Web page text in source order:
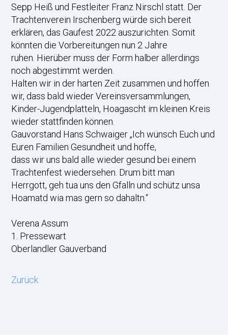
Sepp Heiß und Festleiter Franz Nirschl statt. Der
Trachtenverein Irschenberg würde sich bereit
erklären, das Gaufest 2022 auszurichten. Somit
könnten die Vorbereitungen nun 2 Jahre
ruhen. Hierüber muss der Form halber allerdings
noch abgestimmt werden.
Halten wir in der harten Zeit zusammen und hoffen
wir, dass bald wieder Vereinsversammlungen,
Kinder-Jugendplatteln, Hoagascht im kleinen Kreis
wieder stattfinden können.
Gauvorstand Hans Schwaiger „Ich wünsch Euch und
Euren Familien Gesundheit und hoffe,
dass wir uns bald alle wieder gesund bei einem
Trachtenfest wiedersehen. Drum bitt man
Herrgott, geh tua uns den Gfalln und schütz unsa
Hoamatd wia mas gern so dahaltn.“
Verena Assum
1. Pressewart
Oberlandler Gauverband
Zurück